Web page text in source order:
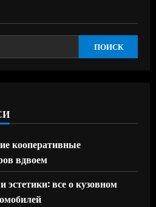
ПОИСК
кооперативные
вдвоем
эстетики: все о кузовном